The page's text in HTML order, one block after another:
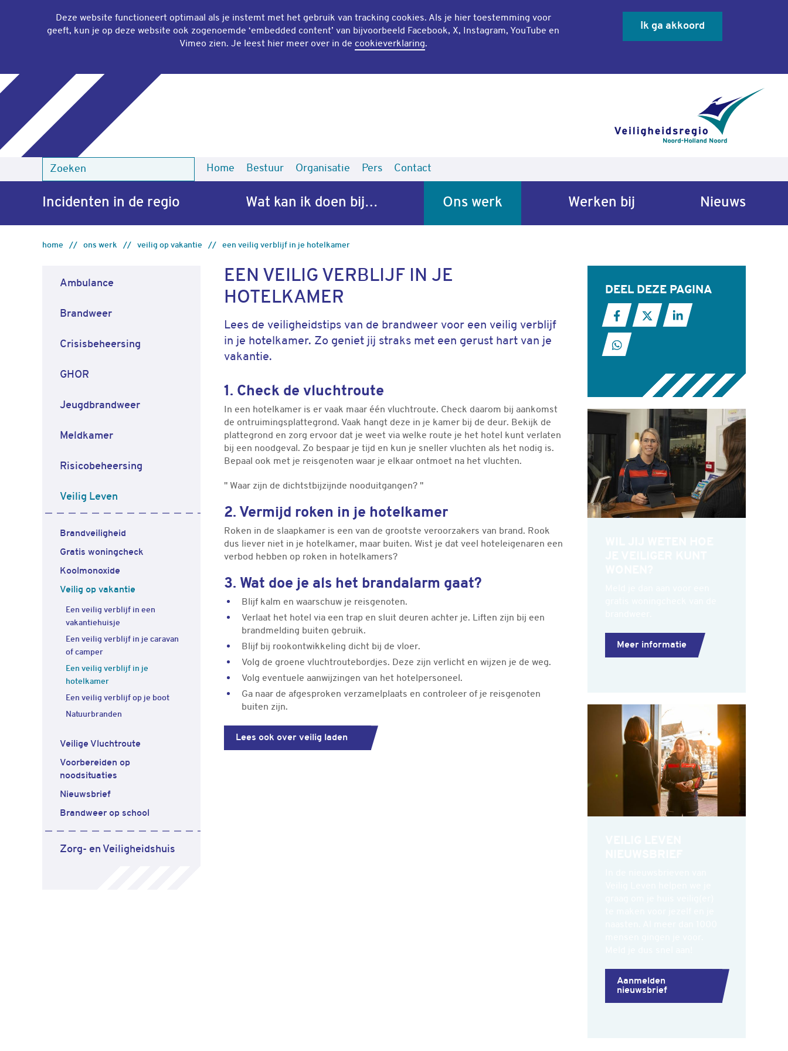
Deze website functioneert optimaal als je instemt met het gebruik van tracking cookies. Als je hier toestemming voor
geeft, kun je op deze website ook zogenoemde ‘embedded content’ van bijvoorbeeld Facebook, X, Instagram, YouTube en
Vimeo zien. Je leest hier meer over in de cookieverklaring.
Ik ga akkoord
Home Bestuur Organisatie Pers Contact
Zoeken
Incidenten in de regio Wat kan ik doen bij… Ons werk Werken bij Nieuws
home ons werk veilig op vakantie een veilig verblijf in je hotelkamer
Ambulance
Brandweer
Crisisbeheersing
GHOR
Jeugdbrandweer
Meldkamer
Risicobeheersing
Veilig Leven
Brandveiligheid
Gratis woningcheck
Koolmonoxide
Veilig op vakantie
Een veilig verblijf in een
vakantiehuisje
Een veilig verblijf in je caravan
of camper
Een veilig verblijf in je
hotelkamer
Een veilig verblijf op je boot
Natuurbranden
Veilige Vluchtroute
Voorbereiden op
noodsituaties
Nieuwsbrief
Brandweer op school
Zorg- en Veiligheidshuis
EEN VEILIG VERBLIJF IN JE
HOTELKAMER
Lees de veiligheidstips van de brandweer voor een veilig verblijf
in je hotelkamer. Zo geniet jij straks met een gerust hart van je
vakantie.
1. Check de vluchtroute
In een hotelkamer is er vaak maar één vluchtroute. Check daarom bij aankomst
de ontruimingsplattegrond. Vaak hangt deze in je kamer bij de deur. Bekijk de
plattegrond en zorg ervoor dat je weet via welke route je het hotel kunt verlaten
bij een noodgeval. Zo bespaar je tijd en kun je sneller vluchten als het nodig is.
Bepaal ook met je reisgenoten waar je elkaar ontmoet na het vluchten.
" Waar zijn de dichtstbijzijnde nooduitgangen? "
2. Vermijd roken in je hotelkamer
Roken in de slaapkamer is een van de grootste veroorzakers van brand. Rook
dus liever niet in je hotelkamer, maar buiten. Wist je dat veel hoteleigenaren een
verbod hebben op roken in hotelkamers?
3. Wat doe je als het brandalarm gaat?
Blijf kalm en waarschuw je reisgenoten.
Verlaat het hotel via een trap en sluit deuren achter je. Liften zijn bij een
brandmelding buiten gebruik.
Blijf bij rookontwikkeling dicht bij de vloer.
Volg de groene vluchtroutebordjes. Deze zijn verlicht en wijzen je de weg.
Volg eventuele aanwijzingen van het hotelpersoneel.
Ga naar de afgesproken verzamelplaats en controleer of je reisgenoten
buiten zijn.
Lees ook over veilig laden
DEEL DEZE PAGINA
Deel deze pagina op Facebook
Deel deze pagina op X
Deel deze pagina op
Deel deze pagina met WhatsApp
Meer informatie
Aanmelden
nieuwsbrief